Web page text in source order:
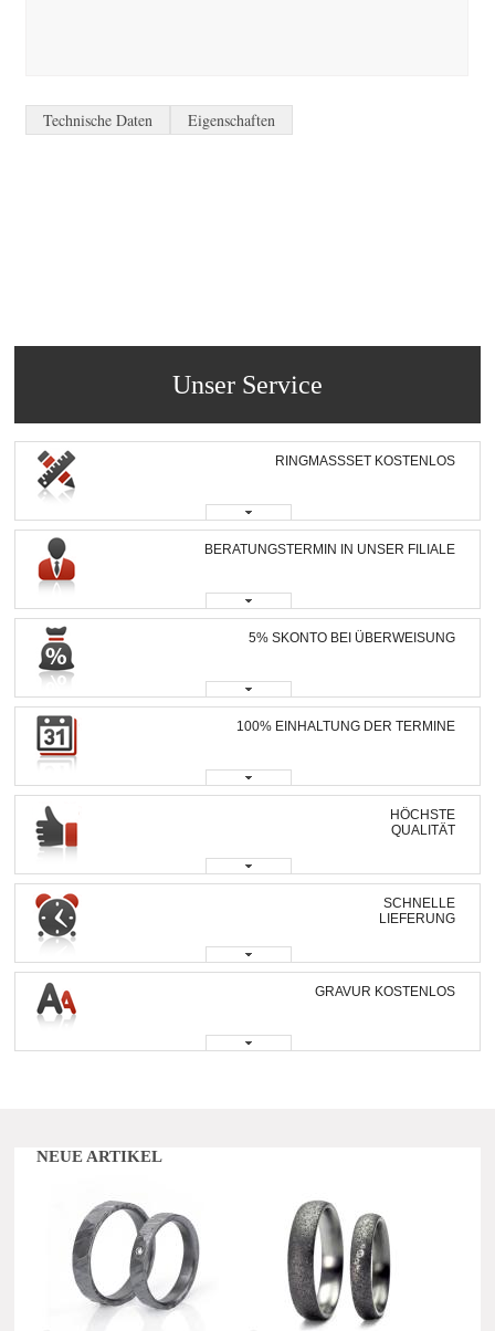
Technische Daten Eigenschaften
Unser Service
RINGMASSSET KOSTENLOS
BERATUNGSTERMIN IN UNSER FILIALE
5% SKONTO BEI ÜBERWEISUNG
100% EINHALTUNG DER TERMINE
HÖCHSTE
QUALITÄT
SCHNELLE
LIEFERUNG
GRAVUR KOSTENLOS
NEUE ARTIKEL